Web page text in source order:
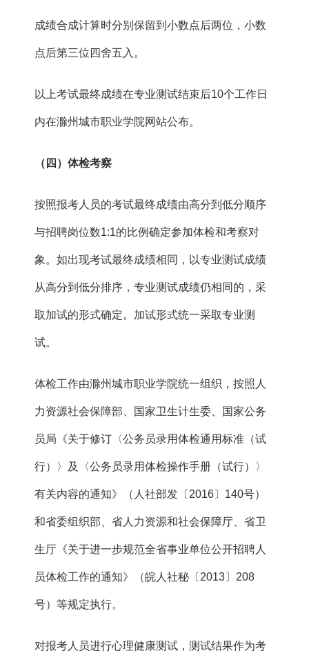
成绩合成计算时分别保留到小数点后两位，小数
点后第三位四舍五入。
以上考试最终成绩在专业测试结束后10个工作日
内在滁州城市职业学院网站公布。
（ 四 ）体检考察
按照报考人员的考试最终成绩由高分到低分顺序
与招聘岗位数1:1的比例确定参加体检和考察对
象。如出现考试最终成绩相同，以专业测试成绩
从高分到低分排序，专业测试成绩仍相同的，采
取加试的形式确定。加试形式统一采取专业测
试。
体检工作由滁州城市职业学院统一组织，按照人
力资源社会保障部、国家卫生计生委、国家公务
员局《关于修订〈公务员录用体检通用标准（试
行）〉及〈公务员录用体检操作手册（试行）〉
有关内容的通知》（人社部发〔2016〕140号）
和省委组织部、省人力资源和社会保障厅、省卫
生厅《关于进一步规范全省事业单位公开招聘人
员体检工作的通知》（皖人社秘〔2013〕208
号）等规定执行。
对报考人员进行心理健康测试，测试结果作为考